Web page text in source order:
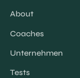
About
Coaches
Unternehmen
Tests